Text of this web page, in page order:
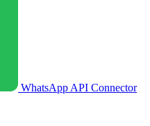
WhatsApp API Connector